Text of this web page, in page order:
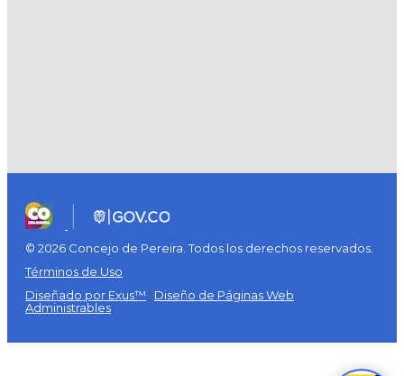
© 2026 Concejo de Pereira. Todos los derechos reservados.
Términos de Uso
Diseñado por Exus™ | Diseño de Páginas Web
Administrables